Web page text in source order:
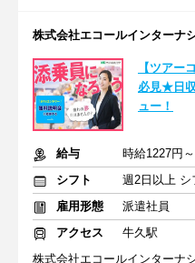
株式会社エコールインター
【ツアー
必見★日
ュー！
給与
時給1227円
シフト
週2日以上 シ
雇用形態
派遣社員
アクセス
牛久駅
株式会社エコールインターナ